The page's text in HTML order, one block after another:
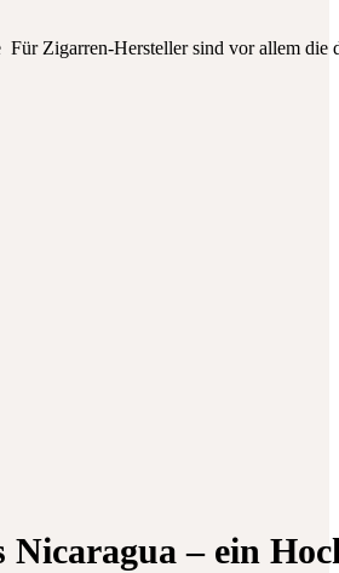
Für Zigarren-Hersteller sind vor allem
Nicaragua – ein